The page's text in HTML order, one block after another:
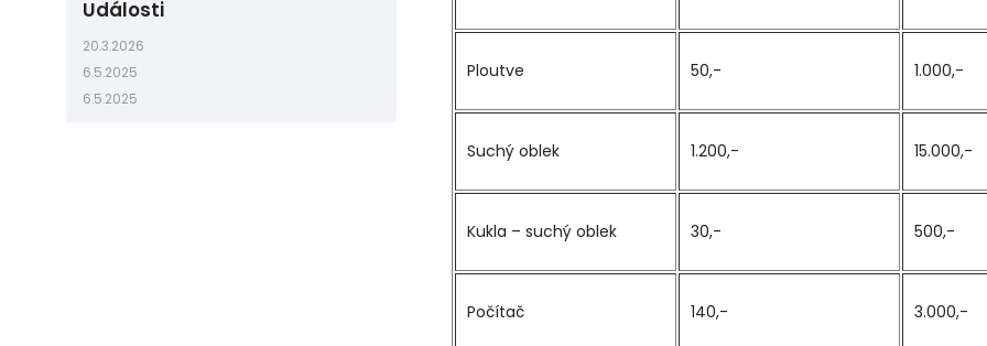
Události
20.3.2026
6.5.2025
6.5.2025
Ploutve 50,- 1.000,-
Suchý oblek 1.200,- 15.000,-
Kukla – suchý oblek 30,- 500,-
Počítač 140,- 3.000,-